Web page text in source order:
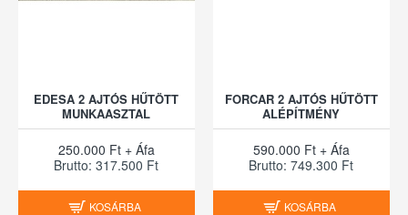
EDESA 2 AJTÓS HŰTÖTT
MUNKAASZTAL
250.000 Ft + Áfa
Brutto: 317.500 Ft
KOSÁRBA
FORCAR 2 AJTÓS HŰTÖTT
ALÉPÍTMÉNY
590.000 Ft + Áfa
Brutto: 749.300 Ft
KOSÁRBA